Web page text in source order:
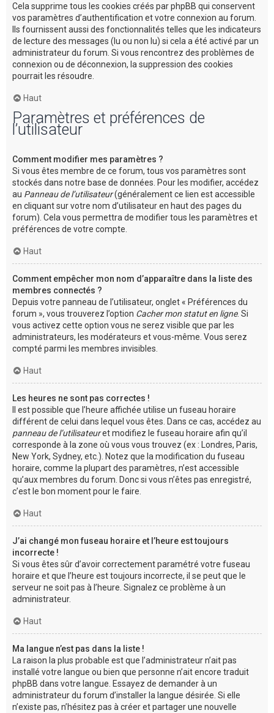
Cela supprime tous les cookies créés par phpBB qui conservent
vos paramètres d’authentification et votre connexion au forum.
Ils fournissent aussi des fonctionnalités telles que les indicateurs
de lecture des messages (lu ou non lu) si cela a été activé par un
administrateur du forum. Si vous rencontrez des problèmes de
connexion ou de déconnexion, la suppression des cookies
pourrait les résoudre.
Haut
Paramètres et préférences de
l’utilisateur
Comment modifier mes paramètres ?
Si vous êtes membre de ce forum, tous vos paramètres sont
stockés dans notre base de données. Pour les modifier, accédez
au Panneau de l’utilisateur(généralement ce lien est accessible
en cliquant sur votre nom d’utilisateur en haut des pages du
forum). Cela vous permettra de modifier tous les paramètres et
préférences de votre compte.
Haut
Comment empêcher mon nom d’apparaître dans la liste des
membres connectés ?
Depuis votre panneau de l’utilisateur, onglet « Préférences du
forum », vous trouverez l’option Cacher mon statut en ligne. Si
vous activez cette option vous ne serez visible que par les
administrateurs, les modérateurs et vous-même. Vous serez
compté parmi les membres invisibles.
Haut
Les heures ne sont pas correctes !
Il est possible que l’heure affichée utilise un fuseau horaire
différent de celui dans lequel vous êtes. Dans ce cas, accédez au
panneau de l’utilisateuret modifiez le fuseau horaire afin qu’il
corresponde à la zone où vous vous trouvez (ex : Londres, Paris,
New York, Sydney, etc.). Notez que la modification du fuseau
horaire, comme la plupart des paramètres, n’est accessible
qu’aux membres du forum. Donc si vous n’êtes pas enregistré,
c’est le bon moment pour le faire.
Haut
J’ai changé mon fuseau horaire et l’heure est toujours
incorrecte !
Si vous êtes sûr d’avoir correctement paramétré votre fuseau
horaire et que l’heure est toujours incorrecte, il se peut que le
serveur ne soit pas à l’heure. Signalez ce problème à un
administrateur.
Haut
Ma langue n’est pas dans la liste !
La raison la plus probable est que l’administrateur n’ait pas
installé votre langue ou bien que personne n’ait encore traduit
phpBB dans votre langue. Essayez de demander à un
administrateur du forum d’installer la langue désirée. Si elle
n’existe pas, n’hésitez pas à créer et partager une nouvelle